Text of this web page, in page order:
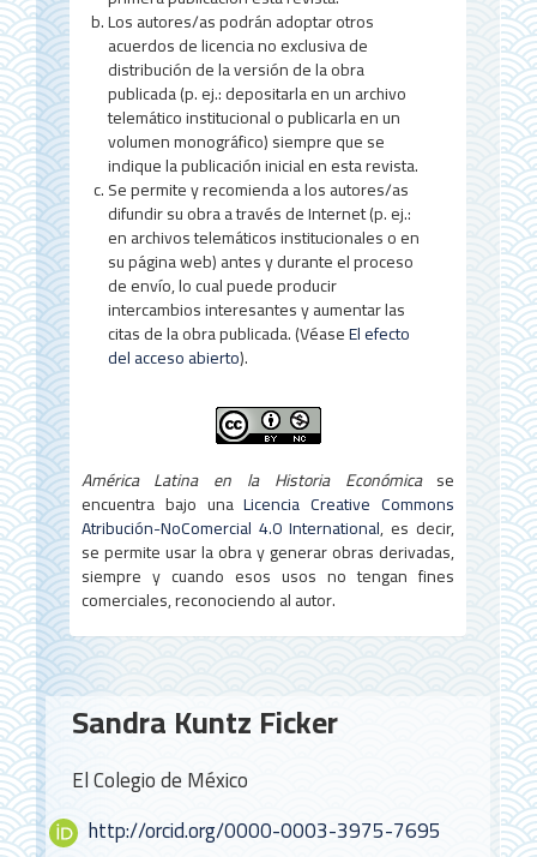
l
d
e
l
a
r
t
í
c
u
l
o
Los autores/as podrán adoptar otros
acuerdos de licencia no exclusiva de
distribución de la versión de la obra
publicada (p. ej.: depositarla en un archivo
telemático institucional o publicarla en un
volumen monográfico) siempre que se
indique la publicación inicial en esta revista.
Se permite y recomienda a los autores/as
difundir su obra a través de Internet (p. ej.:
en archivos telemáticos institucionales o en
su página web) antes y durante el proceso
de envío, lo cual puede producir
intercambios interesantes y aumentar las
citas de la obra publicada. (VéaseEl efecto
del acceso abierto).
América Latina en la Historia Económicase
encuentra bajo unaLicencia Creative Commons
Atribución-NoComercial 4.0 International, es decir,
se permite usar la obra y generar obras derivadas,
siempre y cuando esos usos no tengan fines
comerciales, reconociendo al autor.
Contenido
principal
del
artículo
Sandra Kuntz Ficker
El Colegio de México
http://orcid.org/0000-0003-3975-7695